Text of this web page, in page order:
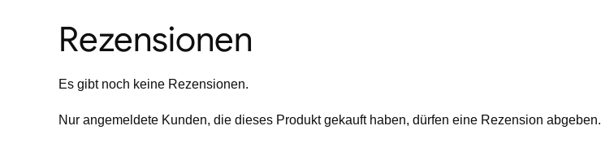
Rezensionen
Es gibt noch keine Rezensionen.
Nur angemeldete Kunden, die dieses Produkt gekauft haben, dürfen eine Rezension abgeben.